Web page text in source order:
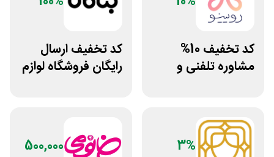
کد تخفیف 10%
مشاوره تلفنی و
کد تخفیف ارسال
رایگان فروشگاه لوازم
3%
500,000